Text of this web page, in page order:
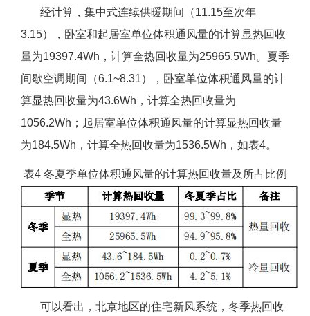
经计算，集中式连续供暖期间（11.15至次年
3.15），卧室和起居室单位体积通风量的计算显热回收
量为19397.4Wh，计算全热回收量为25965.5Wh。夏季
间歇空调期间（6.1~8.31），卧室单位体积通风量的计
算显热回收量为43.6Wh，计算全热回收量为
1056.2Wh；起居室单位体积通风量的计算显热回收量
为184.5Wh，计算全热回收量为1536.5Wh，如表4。
表4 冬夏季单位体积通风量的计算热回收量及所占比例
可以看出，北京地区的住宅新风系统，冬季热回收